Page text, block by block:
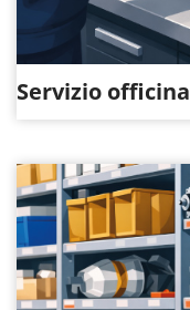
Servizio officina